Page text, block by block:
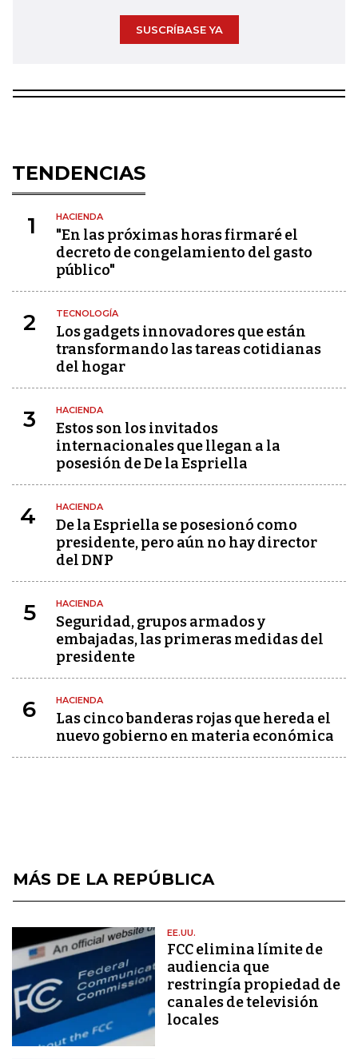
SUSCRÍBASE YA
TENDENCIAS
1 HACIENDA
"En las próximas horas firmaré el
decreto de congelamiento del gasto
público"
2 TECNOLOGÍA
Los gadgets innovadores que están
transformando las tareas cotidianas
del hogar
3 HACIENDA
Estos son los invitados
internacionales que llegan a la
posesión de De la Espriella
4 HACIENDA
De la Espriella se posesionó como
presidente, pero aún no hay director
del DNP
5 HACIENDA
Seguridad, grupos armados y
embajadas, las primeras medidas del
presidente
6 HACIENDA
Las cinco banderas rojas que hereda el
nuevo gobierno en materia económica
MÁS DE LA REPÚBLICA
EE.UU.
FCC elimina límite de
audiencia que
restringía propiedad de
canales de televisión
locales